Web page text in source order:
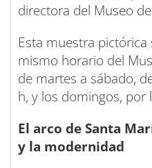
directora del Museo
Esta muestra
mismo horario del
de martes a sábado,
h, y los domingos, por
El arco de Santa
y la modernidad